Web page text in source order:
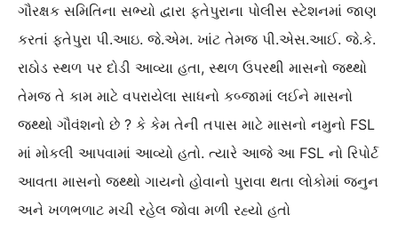
ગૌરક્ષક સમિતિના સભ્યો દ્વારા ફતેપુરાના પોલીસ સ્ટેશનમાં જાણ
કરતાં ફતેપુરા પી.આઇ. જે.એમ. ખાંટ તેમજ પી.એસ.આઈ. જે.કે.
રાઠોડ સ્થળ પર દોડી આવ્યા હતા, સ્થળ ઉપરથી માસનો જથ્થો
તેમજ તે કામ માટે વપરાયેલા સાધનો કબ્જામાં લઈને માસનો
જથ્થો ગૌવંશનો છે ? કે કેમ તેની તપાસ માટે માસનો નમુનો FSL
માં મોકલી આપવામાં આવ્યો હતો. ત્યારે આજે આ FSL નો રિપોર્ટ
આવતા માસનો જથ્થો ગાયનો હોવાનો પુરાવા થતા લોકોમાં જનુન
અને ખળભળાટ મચી રહેલ જોવા મળી રહ્યો હતો